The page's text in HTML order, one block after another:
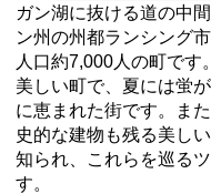
ガン湖に抜ける道の中
ン州の州都ランシング
人口約7,000人の町です
美しい町で、夏には蛍
に恵まれた街です。ま
史的な建物も残る美し
知られ、これらを巡る
す。